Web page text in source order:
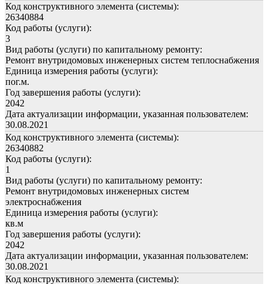
Код конструктивного элемента (системы):
26340884
Код работы (услуги):
3
Вид работы (услуги) по капитальному ремонту:
Ремонт внутридомовых инженерных систем теплоснабжения
Единица измерения работы (услуги):
пог.м.
Год завершения работы (услуги):
2042
Дата актуализации информации, указанная пользователем:
30.08.2021
Код конструктивного элемента (системы):
26340882
Код работы (услуги):
1
Вид работы (услуги) по капитальному ремонту:
Ремонт внутридомовых инженерных систем
электроснабжения
Единица измерения работы (услуги):
кв.м
Год завершения работы (услуги):
2042
Дата актуализации информации, указанная пользователем:
30.08.2021
Код конструктивного элемента (системы):